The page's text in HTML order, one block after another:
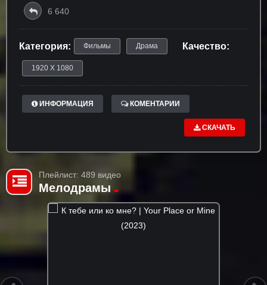
6 640
Категория: Фильмы Драма Качество:
1920 X 1080
ИНФОРМАЦИЯ КОМЕНТАРИИ
СКАЧАТЬ
Плейлист: 489 видео
Мелодрамы